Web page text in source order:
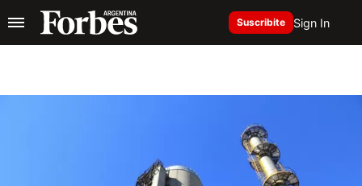
Suscribite Sign In